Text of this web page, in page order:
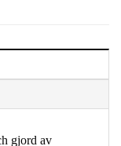
gjord av